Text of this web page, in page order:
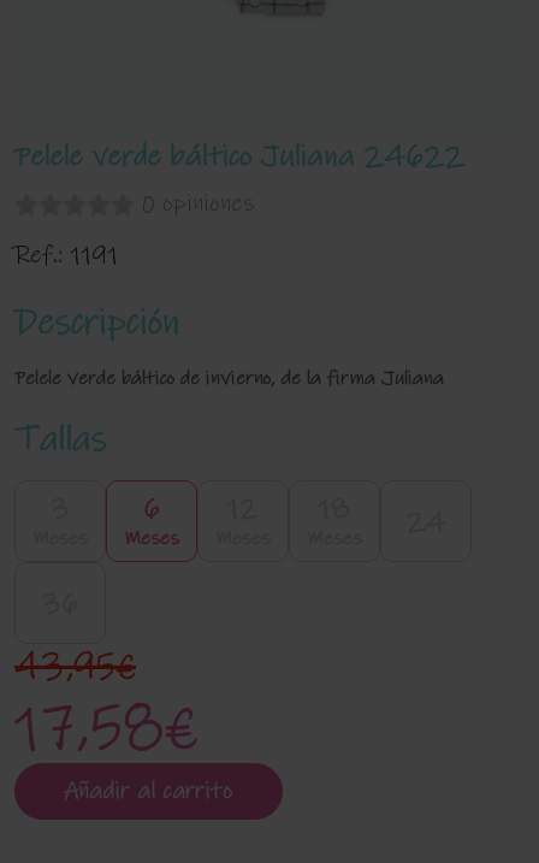
Pelele verde báltico Juliana 24622
0 opiniones
Ref.: 1191
Descripción
Pelele verde báltico de invierno, de la firma Juliana
Tallas
6
Meses
17,58€
43,95€
Añadir al carrito